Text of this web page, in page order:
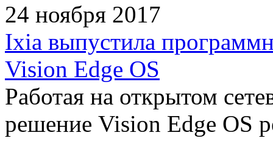
24 ноября 2017
Ixia выпустила
Vision Edge OS
Работая на открытом
решение Vision Edge OS